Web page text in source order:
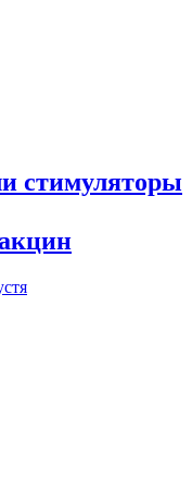
стимуляторы